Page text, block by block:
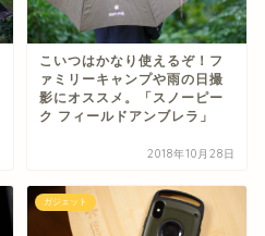
こいつはかなり使えるぞ！フ
ァミリーキャンプや雨の日撮
影にオススメ。「スノーピー
ク フィールドアンブレラ」
2018年10月28日
ガジェット